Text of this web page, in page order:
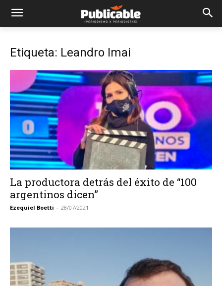
Etiqueta: Leandro Imai
La productora detrás del éxito de “100
argentinos dicen”
Ezequiel Boetti - 28/07/2021